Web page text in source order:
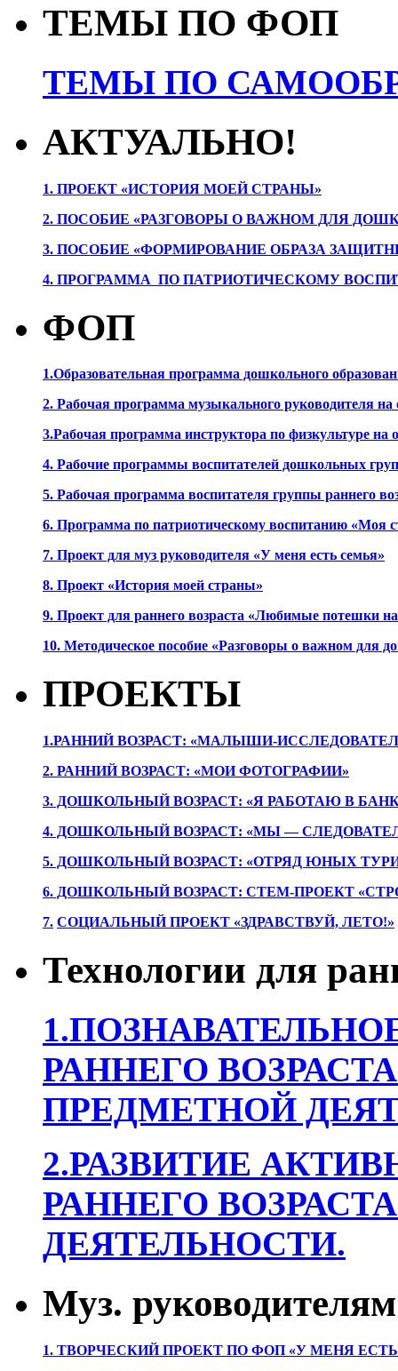
ТЕМЫ ПО ФОП
ТЕМЫ ПО
АКТУАЛЬНО!
1. ПРОЕКТ «ИСТОРИЯ МОЕЙ СТРАНЫ»
2. ПОСОБИЕ «РАЗГОВОРЫ О ВАЖНОМ ДЛЯ
3. ПОСОБИЕ «ФОРМИРОВАНИЕ ОБРАЗА
4. ПРОГРАММА ПО ПАТРИОТИЧЕСКОМУ
ФОП
1.Образовательная программа дошкольного
2. Рабочая программа музыкального руководителя
3.Рабочая программа инструктора по физкультуре
4. Рабочие программы воспитателей дошкольных
5. Рабочая программа воспитателя группы раннего
6. Программа по патриотическому воспитанию «Моя
7. Проект для муз руководителя «У меня есть семья»
8. Проект «История моей страны»
9. Проект для раннего возраста «Любимые потешки
10. Методическое пособие «Разговоры о важном для
ПРОЕКТЫ
1.РАННИЙ ВОЗРАСТ: «МАЛЫШИ-
2. РАННИЙ ВОЗРАСТ: «МОИ ФОТОГРАФИИ»
3. ДОШКОЛЬНЫЙ ВОЗРАСТ: «Я РАБОТАЮ В
4. ДОШКОЛЬНЫЙ ВОЗРАСТ: «МЫ —
5. ДОШКОЛЬНЫЙ ВОЗРАСТ: «ОТРЯД ЮНЫХ
6. ДОШКОЛЬНЫЙ ВОЗРАСТ: СТЕМ-ПРОЕКТ
7. СОЦИАЛЬНЫЙ ПРОЕКТ «ЗДРАВСТВУЙ, ЛЕТО!»
Технологии для
РАННЕГО
ПРЕДМЕТНОЙ
2.РАЗВИТИЕ
РАННЕГО
ДЕЯТЕЛЬНОСТИ.
Муз. руководителям
1. ТВОРЧЕСКИЙ ПРОЕКТ ПО ФОП «У МЕНЯ